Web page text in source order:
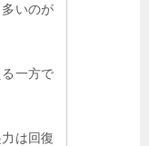
いのが
一方で
は回復